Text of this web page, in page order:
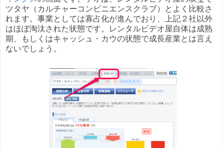
ツタヤ（カルチャーコンビニエンスクラブ）とよく比較さ
れます。事業としては寡占化が進んでおり、上記２社以外
はほぼ淘汰された状態です。レンタルビデオ屋自体は成熟
期、もしくはキャッシュ・カウの状態で成長産業とは言え
ないでしょう。